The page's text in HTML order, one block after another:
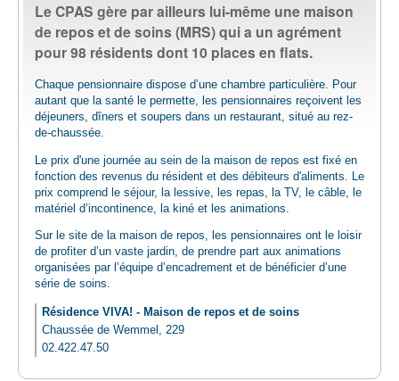
CULTURE ET JEUNESSE
Le CPAS gère par ailleurs lui-même une maison
de repos et de soins (MRS) qui a un agrément
pour 98 résidents dont 10 places en flats.
Chaque pensionnaire dispose d’une chambre particulière. Pour
autant que la santé le permette, les pensionnaires reçoivent les
déjeuners, dîners et soupers dans un restaurant, situé au rez-
de-chaussée.
Le prix d'une journée au sein de la maison de repos est fixé en
fonction des revenus du résident et des débiteurs d'aliments. Le
prix comprend le séjour, la lessive, les repas, la TV, le câble, le
matériel d’incontinence, la kiné et les animations.
Sur le site de la maison de repos, les pensionnaires ont le loisir
de profiter d’un vaste jardin, de prendre part aux animations
organisées par l’équipe d’encadrement et de bénéficier d’une
série de soins.
Résidence VIVA! - Maison de repos et de soins
Chaussée de Wemmel, 229
02.422.47.50